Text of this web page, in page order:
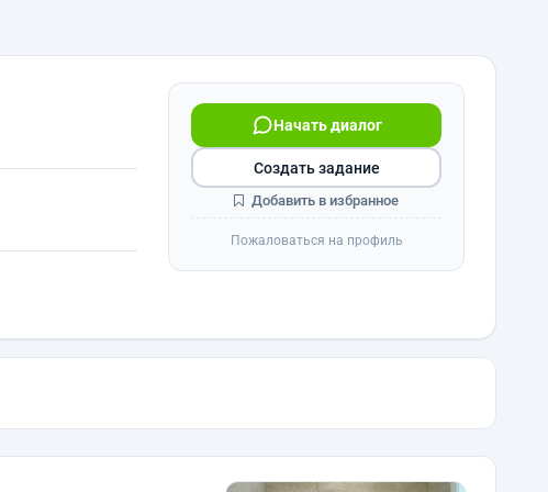
Начать диалог
Создать задание
Добавить в избранное
Пожаловаться на профиль